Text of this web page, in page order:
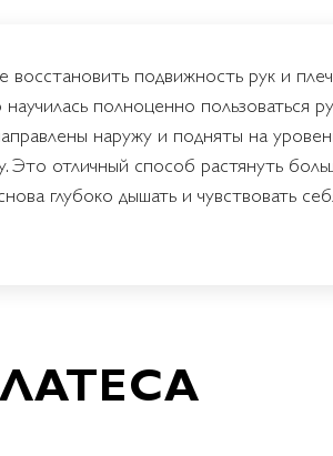
подвижность рук и
полноценно пользоваться
наружу и подняты на
Это отличный способ растянуть
глубоко дышать и чувствовать